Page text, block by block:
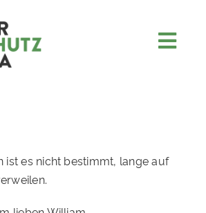
ist es nicht bestimmt, lange auf